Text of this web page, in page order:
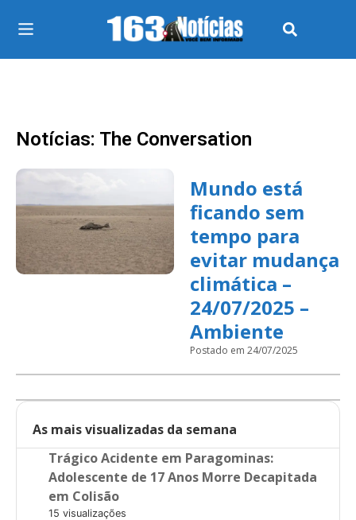
Notícias: The Conversation
Mundo está
ficando sem
tempo para
evitar mudança
climática –
24/07/2025 –
Ambiente
Postado em 24/07/2025
As mais visualizadas da semana
Trágico Acidente em Paragominas:
Adolescente de 17 Anos Morre Decapitada
em Colisão
15 visualizações